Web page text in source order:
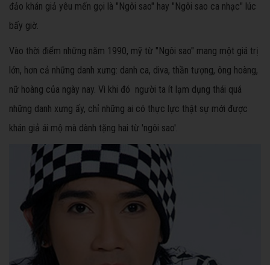
đảo khán giả yêu mến gọi là "Ngôi sao" hay "Ngôi sao ca nhạc" lúc
bấy giờ.
Vào thời điểm những năm 1990, mỹ từ "Ngôi sao" mang một giá trị
lớn, hơn cả những danh xưng: danh ca, diva, thần tượng, ông hoàng,
nữ hoàng của ngày nay. Vì khi đó người ta ít lạm dụng thái quá
những danh xưng ấy, chỉ những ai có thực lực thật sự mới được
khán giả ái mộ mà dành tặng hai từ 'ngôi sao'.